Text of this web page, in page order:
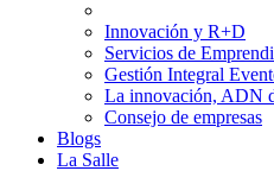
Innovación y R+D
Servicios de
Gestión Integral
La innovación, ADN
Consejo de empresas
Blogs
La Salle